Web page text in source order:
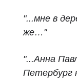
"...мне в
же…"
"...Анна
Петербург